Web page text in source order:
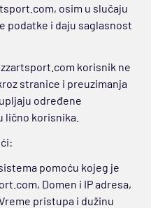
osim u slučaju
podatke i daju saglasnost
korisnik ne
stranice i preuzimanja
određene
korisnika.
pomoću kojeg je
Domen i IP adresa,
pristupa i dužinu